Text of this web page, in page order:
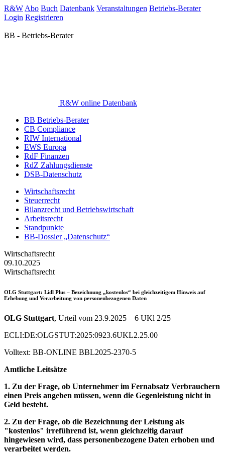
R&W Abo Buch Datenbank Veranstaltungen Betriebs-Berater
Login Registrieren
BB - Betriebs-Berater
R&W online Datenbank
BB Betriebs-Berater
CB Compliance
RIW International
EWS Europa
RdF Finanzen
RdZ Zahlungsdienste
DSB-Datenschutz
Wirtschaftsrecht
Steuerrecht
Bilanzrecht und Betriebswirtschaft
Arbeitsrecht
Standpunkte
BB-Dossier „Datenschutz“
Wirtschaftsrecht
09.10.2025
Wirtschaftsrecht
OLG Stuttgart: Lidl Plus – Bezeichnung „kostenlos“ bei gleichzeitigem Hinweis auf
Erhebung und Verarbeitung von personenbezogenen Daten
OLG Stuttgart, Urteil vom 23.9.2025 – 6 UKl 2/25
ECLI:DE:OLGSTUT:2025:0923.6UKL2.25.00
Volltext: BB-ONLINE BBL2025-2370-5
Amtliche Leitsätze
1. Zu der Frage, ob Unternehmer im Fernabsatz Verbrauchern
einen Preis angeben müssen, wenn die Gegenleistung nicht in
Geld besteht.
2. Zu der Frage, ob die Bezeichnung der Leistung als
"kostenlos" irreführend ist, wenn gleichzeitig darauf
hingewiesen wird, dass personenbezogene Daten erhoben und
verarbeitet werden.